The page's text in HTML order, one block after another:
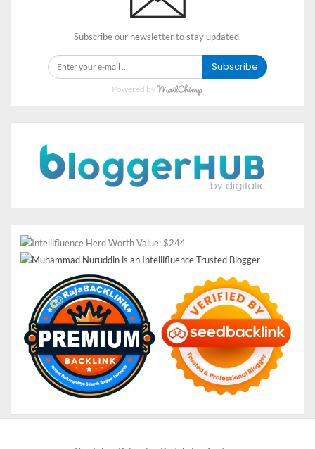
Subscribe our newsletter to stay updated.
Subscribe
Powered by